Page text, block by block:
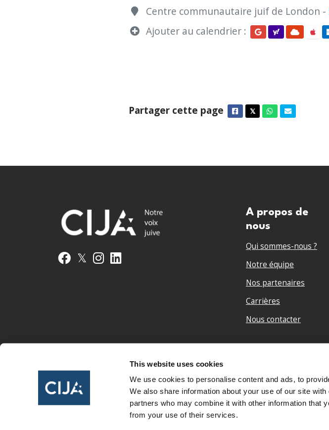
This website uses cookies
We use cookies to personalise content and ads, to
We also share information about your use of our site
partners who may combine it with other information that
from your use of their services.
Centre communautaire juif de London -
Ajouter au calendrier :
Partager cette page Facebook
𝕏TwitterWhatsappCourriel
Facebook
𝕏 Instagram
A propos de
nous
Qui sommes-nous ?
Notre équipe
Nos partenaires
Carrières
Nous contacter